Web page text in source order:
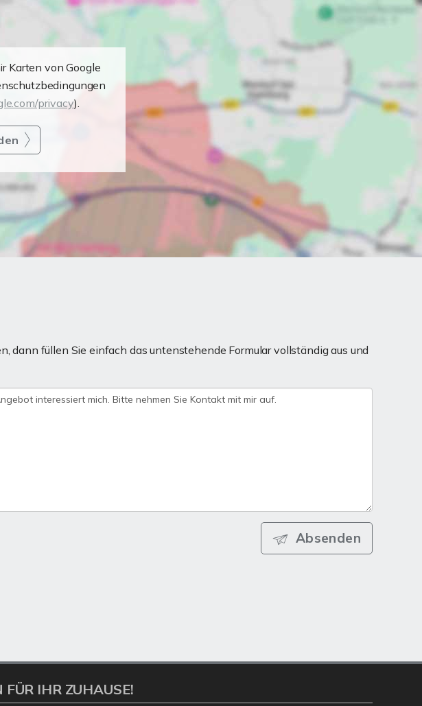
Karten von Google
privacy).
dann füllen Sie einfach das untenstehende Formular vollständig aus und
Absenden
FÜR IHR ZUHAUSE!